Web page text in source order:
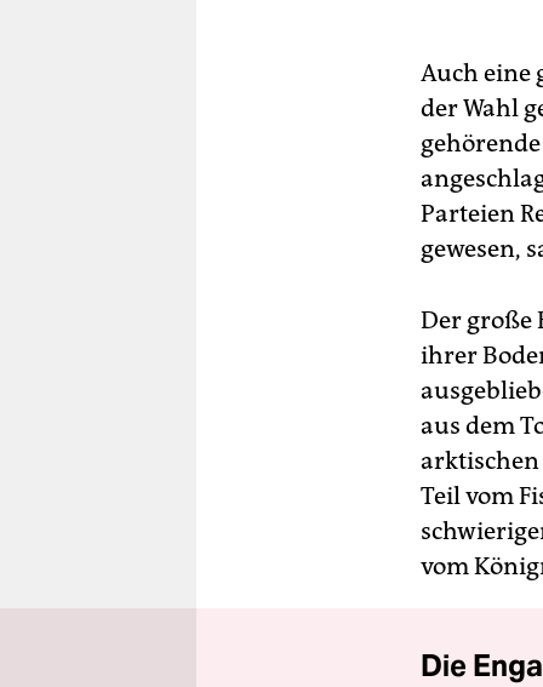
Auch eine
der Wahl
Parteien
gewesen,
Der große
ihrer
aus dem
Teil vom
vom
Die